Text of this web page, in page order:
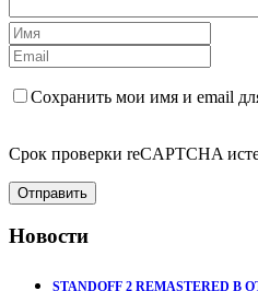
Сохранить мои имя и email
Срок проверки reCAPTCHA
Отправить
Новости
STANDOFF 2 REMASTERED